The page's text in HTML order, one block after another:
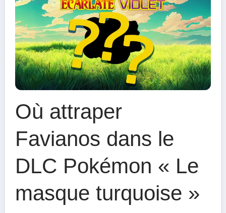
Où attraper
Favianos dans le
DLC Pokémon « Le
masque turquoise »